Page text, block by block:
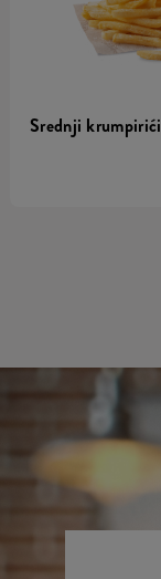
Srednji krumpirići